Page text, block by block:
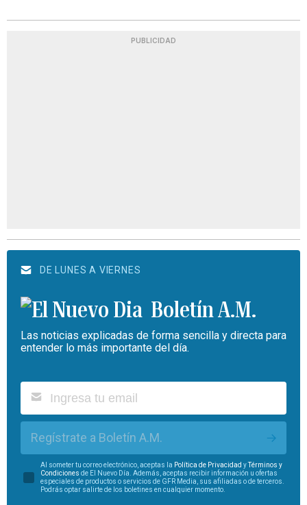
PUBLICIDAD
DE LUNES A VIERNES
Boletín A.M.
Las noticias explicadas de forma sencilla y directa para
entender lo más importante del día.
Regístrate a Boletín A.M.
Al someter tu correo electrónico, aceptas la Política de Privacidad yTérminos y
Condiciones de El Nuevo Día. Además, aceptas recibir información u ofertas
especiales de productos o servicios de GFR Media, sus afiliadas o de terceros.
Podrás optar salirte de los boletines en cualquier momento.